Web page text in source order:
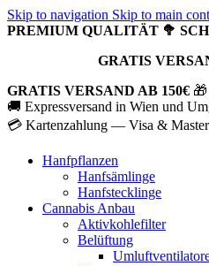
Skip to navigation Skip to main
PREMIUM QUALITÄT 🥦
GRATIS
GRATIS VERSAND AB 150€ 🎁
🚚 Expressversand in Wien und
💳 Kartenzahlung — Visa &
Hanfpflanzen
Hanfsämlinge
Hanfstecklinge
Cannabis Anbau
Aktivkohlefilter
Belüftung